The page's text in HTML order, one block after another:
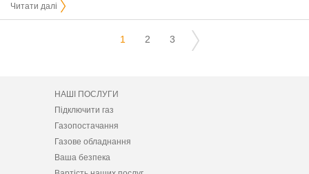
Читати далі
1 2 3
НАШІ ПОСЛУГИ
Підключити газ
Газопостачання
Газове обладнання
Ваша безпека